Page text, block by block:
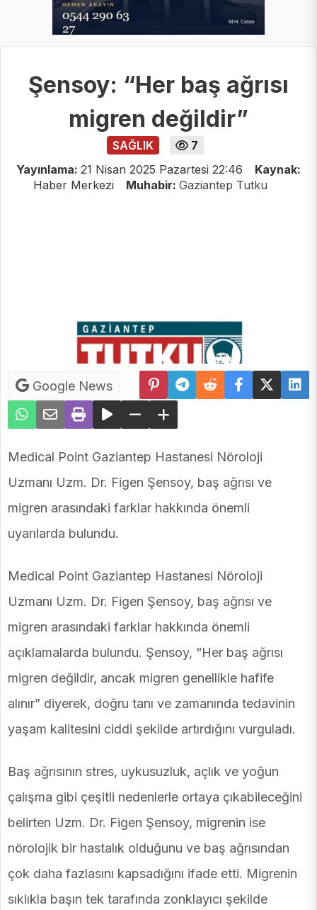
Şensoy: “Her baş ağrısı
migren değildir”
SAĞLIK
7
Yayınlama: 21 Nisan 2025 Pazartesi 22:46
Kaynak:
Haber Merkezi
Muhabir: Gaziantep Tutku
Google News
Medical Point Gaziantep Hastanesi Nöroloji
Uzmanı Uzm. Dr. Figen Şensoy, baş ağrısı ve
migren arasındaki farklar hakkında önemli
uyarılarda bulundu.
Medical Point Gaziantep Hastanesi Nöroloji
Uzmanı Uzm. Dr. Figen Şensoy, baş ağrısı ve
migren arasındaki farklar hakkında önemli
açıklamalarda bulundu. Şensoy, “Her baş ağrısı
migren değildir, ancak migren genellikle hafife
alınır” diyerek, doğru tanı ve zamanında tedavinin
yaşam kalitesini ciddi şekilde artırdığını vurguladı.
Baş ağrısının stres, uykusuzluk, açlık ve yoğun
çalışma gibi çeşitli nedenlerle ortaya çıkabileceğini
belirten Uzm. Dr. Figen Şensoy, migrenin ise
nörolojik bir hastalık olduğunu ve baş ağrısından
çok daha fazlasını kapsadığını ifade etti. Migrenin
sıklıkla başın tek tarafında zonklayıcı şekilde